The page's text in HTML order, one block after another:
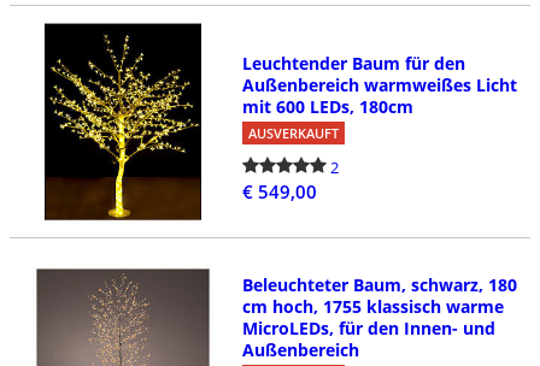
Leuchtender Baum für den
Außenbereich warmweißes Licht
mit 600 LEDs, 180cm
AUSVERKAUFT
2
€ 549,00
Beleuchteter Baum, schwarz, 180
cm hoch, 1755 klassisch warme
MicroLEDs, für den Innen- und
Außenbereich